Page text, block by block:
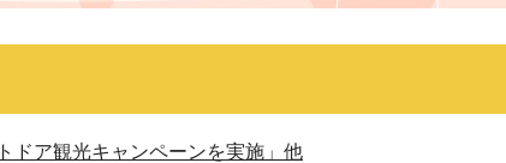
ドア観光キャンペーンを実施」他